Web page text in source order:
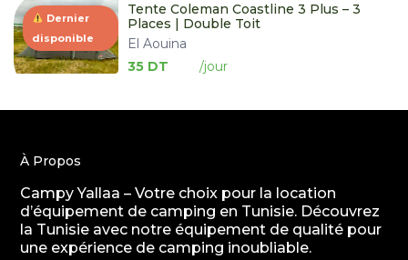
Dernier
disponible
Tente Coleman Coastline 3 Plus – 3
Places | Double Toit
El Aouina
35 DT
À Propos
Campy Yallaa – Votre choix pour la location
d’équipement de camping en Tunisie. Découvrez
la Tunisie avec notre équipement de qualité pour
une expérience de camping inoubliable.